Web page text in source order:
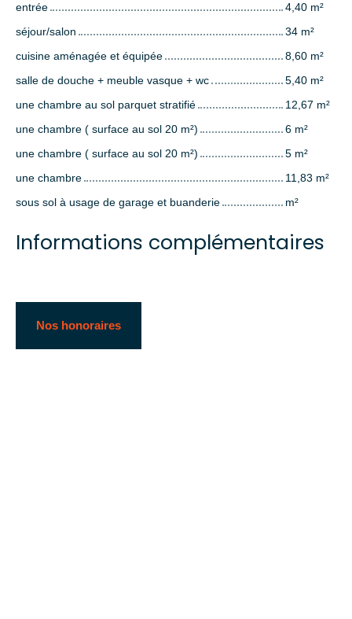
entrée
4,40 m²
séjour/salon
34 m²
cuisine aménagée et équipée
8,60 m²
salle de douche + meuble vasque + wc
5,40 m²
une chambre au sol parquet stratifié
12,67 m²
une chambre ( surface au sol 20 m²)
6 m²
une chambre ( surface au sol 20 m²)
5 m²
une chambre
11,83 m²
sous sol à usage de garage et buanderie
m²
Informations complémentaires
Nos honoraires